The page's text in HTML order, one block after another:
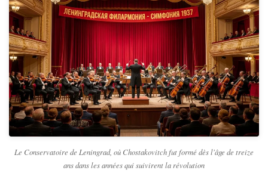
Le Conservatoire de Leningrad, où Chostakovitch fut formé dès l'âge de treize
ans dans les années qui suivirent la révolution